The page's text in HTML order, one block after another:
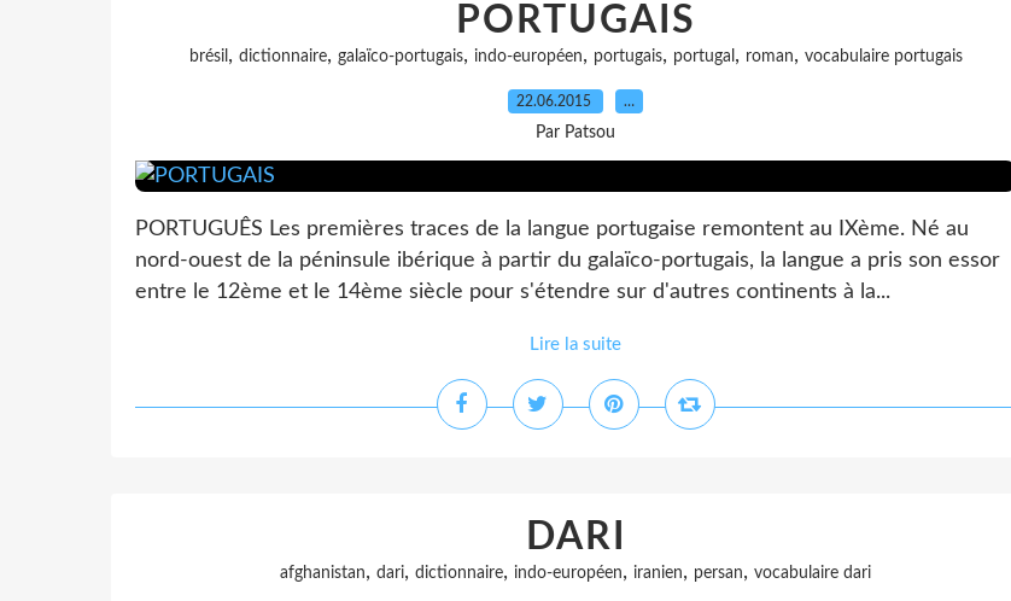
PORTUGAIS
brésil, dictionnaire, galaïco-portugais, indo-européen, portugais, portugal , roman, vocabulaire portugais
22.06.2015 …
Par Patsou
PORTUGUÊS Les premières traces de la langue portugaise remontent au IXème. Né au
nord-ouest de la péninsule ibérique à partir du galaïco-portugais, la langue a pris son essor
entre le 12ème et le 14ème siècle pour s'étendre sur d'autres continents à la...
Lire la suite
DARI
afghanistan, dari, dictionnaire, indo-européen, iranien, persan, vocabulaire dari